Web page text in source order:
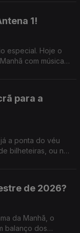
1!
especial. Hoje o
com música
para a
a ponta do véu
bilheteiras, ou não
de 2026?
da Manhã, o
balanço dos